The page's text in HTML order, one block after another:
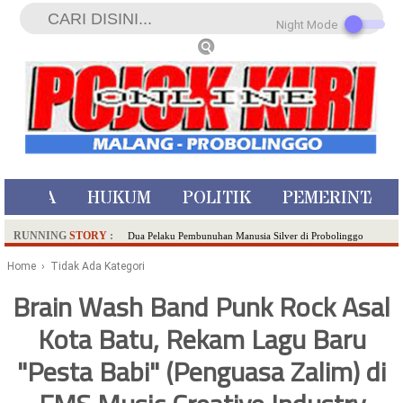
HUKUM POLITIK
RUNNING STORY : Dua Pelaku Pembunuhan Manusia Silver di Probolinggo
Literasi Melalui LASKAR JODA, Usung Filosofi Gelar Sehelai
Ambulance Dari Berbagai Daerah Padati Kota Wisata Batu
Hadirkan Tujuh Sapta Pesona Wisata di Amfiteater, Mikutopia
Buka Rekrutmen Karyawan,Berikut Kualifikasinya
Home › Tidak Ada Kategori
Brain Wash Band Punk Rock Asal
Kota Batu, Rekam Lagu Baru
"Pesta Babi" (Penguasa Zalim) di
Night Mode